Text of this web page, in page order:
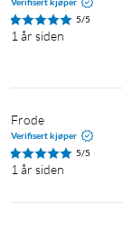
Verifisert kjøper
5/5
1 år siden
Frode
Verifisert kjøper
5/5
1 år siden